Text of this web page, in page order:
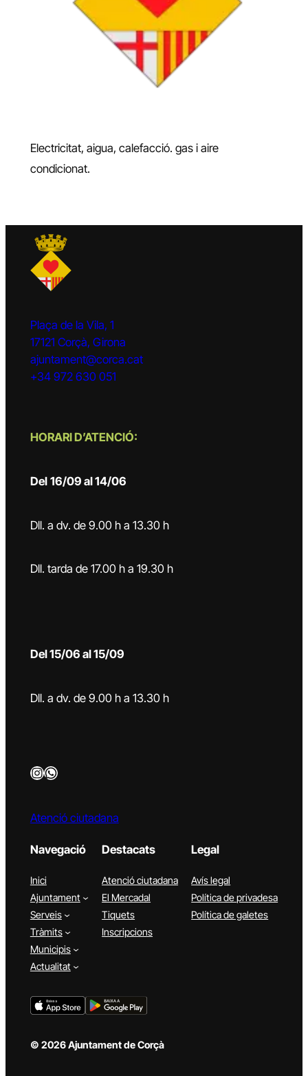
Electricitat, aigua, calefacció. gas i aire
condicionat.
Plaça de la Vila, 1
17121 Corçà, Girona
ajuntament@corca.cat
+34 972 630 051
HORARI D’ATENCIÓ:
Del 16/09 al 14/06
Dll. a dv. de 9.00 h a 13.30 h
Dll. tarda de 17.00 h a 19.30 h
Del 15/06 al 15/09
Dll. a dv. de 9.00 h a 13.30 h
InstagramWhatsApp
Atenció ciutadana
Navegació
Inici
Ajuntament
Serveis
Tràmits
Municipis
Actualitat
Destacats
Atenció ciutadana
El Mercadal
Tiquets
Inscripcions
Legal
Avís legal
Política de privadesa
Política de galetes
© 2026 Ajuntament de Corçà